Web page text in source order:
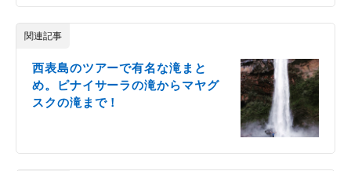
関連記事
西表島のツアーで有名な滝まと
め。ピナイサーラの滝からマヤグ
スクの滝まで！